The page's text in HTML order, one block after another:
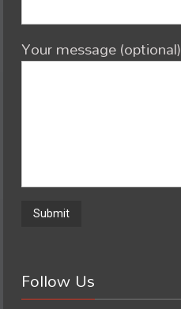
Your message (optional)
Follow Us